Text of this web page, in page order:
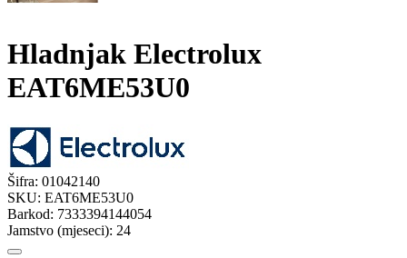
Hladnjak Electrolux
EAT6ME53U0
Šifra: 01042140
SKU: EAT6ME53U0
Barkod: 7333394144054
Jamstvo (mjeseci): 24